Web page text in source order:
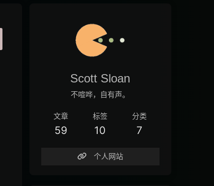
Scott Sloan
不喧哗，自有声。
文章
59
标签
10
分类
7
个人网站